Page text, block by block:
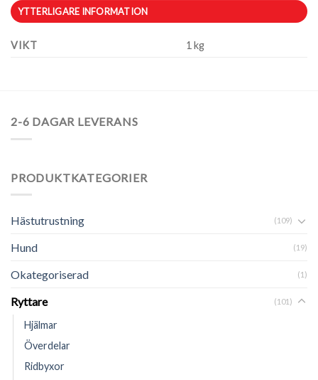
YTTERLIGARE INFORMATION
VIKT 1 kg
2-6 DAGAR LEVERANS
PRODUKTKATEGORIER
Hästutrustning (109)
Hund (19)
Okategoriserad (1)
Ryttare (101)
Hjälmar
Överdelar
Ridbyxor